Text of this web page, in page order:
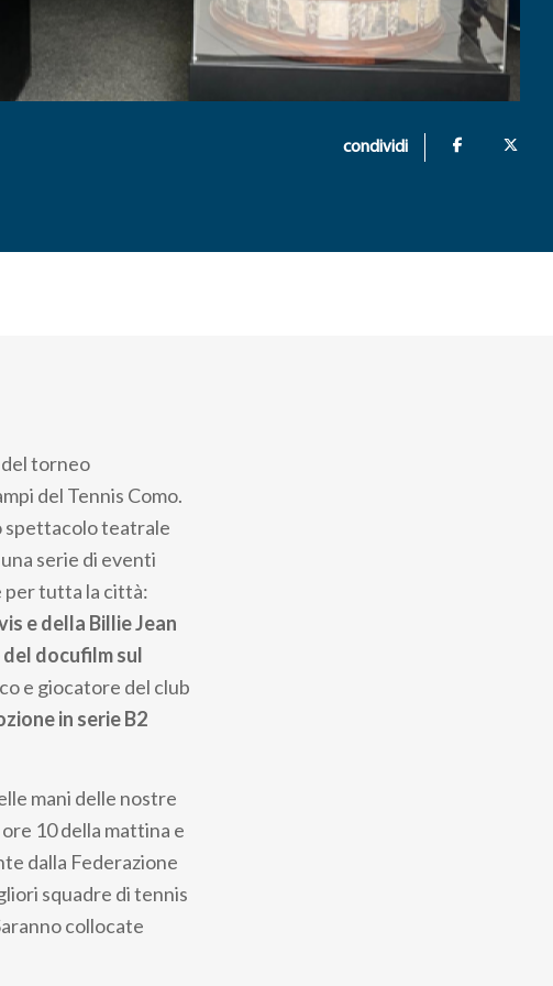
condividi
del torneo
del Tennis Como.
spettacolo teatrale
serie di eventi
per tutta la città:
e della Billie Jean
docufilm sul
e giocatore del club
in serie B2
mani delle nostre
10 della mattina e
dalla Federazione
squadre di tennis
collocate